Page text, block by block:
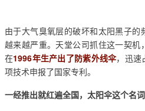
由于大气臭氧层的破坏和太阳黑子
越来越严重。天堂公司抓住这一契
在1996年生产出了防紫外线伞，迅速
项技术申报了国家专利。
一经推出就红遍全国，太阳伞这个名